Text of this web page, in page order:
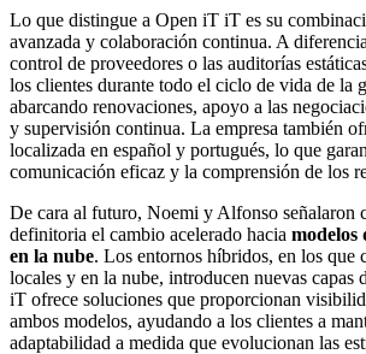
Lo que distingue a Open iT iT es su
avanzada y colaboración continua. A
control de proveedores o las auditorías
los clientes durante todo el ciclo de vida de la
abarcando renovaciones, apoyo a las
y supervisión continua. La empresa también
localizada en español y portugués, lo que
comunicación eficaz y la comprensión de los
De cara al futuro, Noemi y Alfonso señalaron
definitoria el cambio acelerado hacia modelos
en la nube. Los entornos híbridos, en los que
locales y en la nube, introducen nuevas capas
iT ofrece soluciones que proporcionan
ambos modelos, ayudando a los clientes a
adaptabilidad a medida que evolucionan las